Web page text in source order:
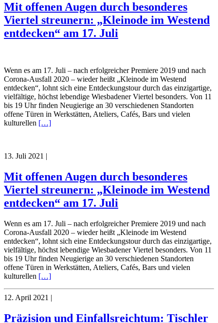
Mit offenen Augen durch besonderes
Viertel streunern: „Kleinode im Westend
entdecken“ am 17. Juli
Wenn es am 17. Juli – nach erfolgreicher Premiere 2019 und nach
Corona-Ausfall 2020 – wieder heißt „Kleinode im Westend
entdecken“, lohnt sich eine Entdeckungstour durch das einzigartige,
vielfältige, höchst lebendige Wiesbadener Viertel besonders. Von 11
bis 19 Uhr finden Neugierige an 30 verschiedenen Standorten
offene Türen in Werkstätten, Ateliers, Cafés, Bars und vielen
kulturellen […]
13. Juli 2021 |
Mit offenen Augen durch besonderes
Viertel streunern: „Kleinode im Westend
entdecken“ am 17. Juli
Wenn es am 17. Juli – nach erfolgreicher Premiere 2019 und nach
Corona-Ausfall 2020 – wieder heißt „Kleinode im Westend
entdecken“, lohnt sich eine Entdeckungstour durch das einzigartige,
vielfältige, höchst lebendige Wiesbadener Viertel besonders. Von 11
bis 19 Uhr finden Neugierige an 30 verschiedenen Standorten
offene Türen in Werkstätten, Ateliers, Cafés, Bars und vielen
kulturellen […]
12. April 2021 |
Präzision und Einfallsreichtum: Tischler